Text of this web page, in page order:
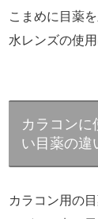
こまめに目薬
水レンズの使
カラコンに
い目薬の違
カラコン用の